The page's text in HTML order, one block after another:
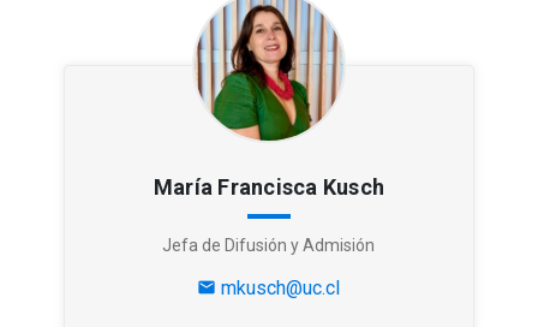
María Francisca Kusch
Jefa de Difusión y Admisión
mail mkusch@uc.cl